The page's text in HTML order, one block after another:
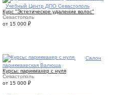
Учебный Центр ДПО Севастополь
Курс "Эстетическое удаление волос"
Севастополь
от 15 000 ₽
Салон
парикмахеская Валюша
Курсы: парикмахер с нуля
Севастополь
от 15 000 ₽